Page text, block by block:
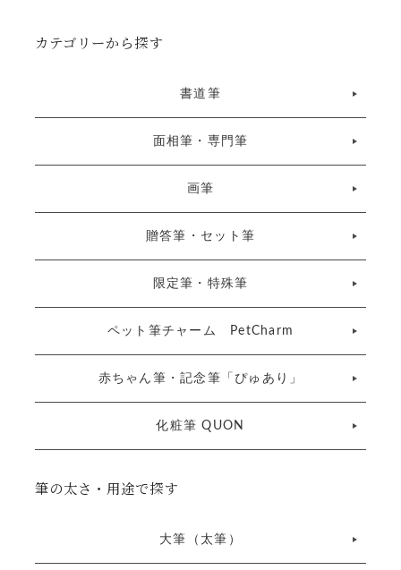
カテゴリーから探す
書道筆
面相筆・専門筆
画筆
贈答筆・セット筆
限定筆・特殊筆
ペット筆チャーム PetCharm
赤ちゃん筆・記念筆「ぴゅあり」
化粧筆 QUON
筆の太さ・用途で探す
大筆（太筆）